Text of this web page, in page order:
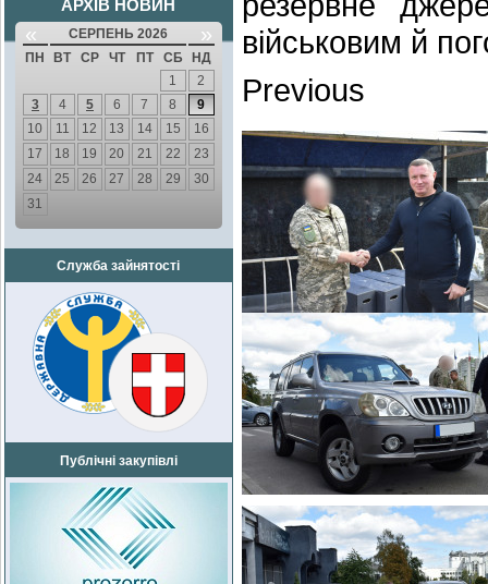
АРХІВ НОВИН
« СЕРПЕНЬ 2026 »
ПН ВТ СР ЧТ ПТ СБ
НД
1
2
3
4 5 6 7 8
9
10
11 12 13 14 15
16
17
18 19 20 21 22
23
24
25 26 27 28 29
30
31
Служба зайнятості
Публічні закупівлі
військовим й
Previous